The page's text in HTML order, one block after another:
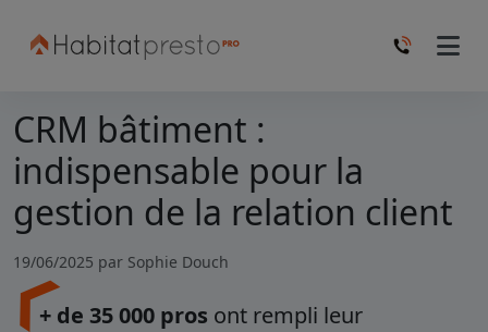
CRM bâtiment :
indispensable pour la
gestion de la relation client
19/06/2025 par Sophie Douch
+ de 35 000 pros ont rempli leur